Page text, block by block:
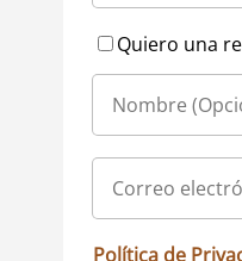
Quiero una
Política de